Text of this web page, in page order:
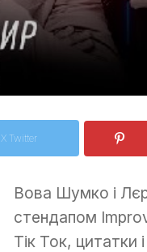
X Twitter
Вова Шумко і
стендапом
Тік Ток, цитатки